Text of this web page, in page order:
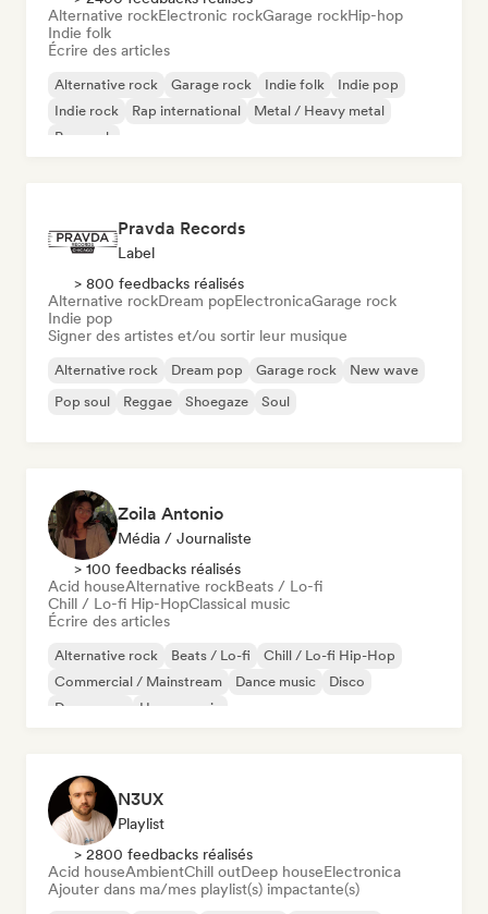
Alternative rockElectronic rockGarage rockHip-hop
Indie folk
Écrire des articles
Alternative rock Garage rock Indie folk
Indie pop
Indie rock
Rap international
Metal / Heavy metal
Pop rock
Pravda Records
Label
> 800 feedbacks réalisés
Alternative rockDream popElectronicaGarage rock
Indie pop
Signer des artistes et/ou sortir leur musique
Alternative rock Dream pop Garage rock
New wave
Pop soul
Reggae Shoegaze Soul
Zoila Antonio
Média / Journaliste
> 100 feedbacks réalisés
Acid houseAlternative rockBeats / Lo-fi
Chill / Lo-fi Hip-HopClassical music
Écrire des articles
Alternative rock Beats / Lo-fi
Chill / Lo-fi Hip-Hop
Commercial / Mainstream
Dance music
Disco
Dream pop
House music
N3UX
Playlist
> 2800 feedbacks réalisés
Acid houseAmbientChill outDeep houseElectronica
Ajouter dans ma/mes playlist(s) impactante(s)